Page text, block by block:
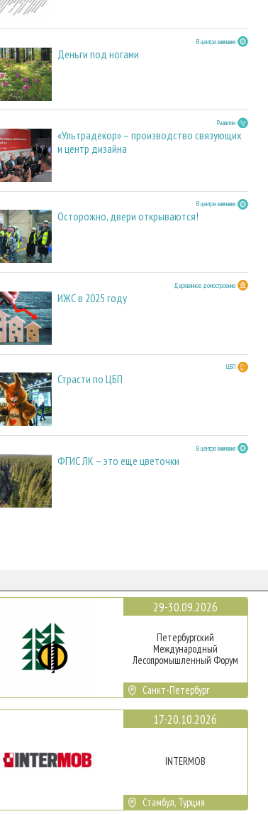
В центре внимания
Деньги под ногами
Развитие
«Ультрадекор» – производство связующих
и центр дизайна
В центре внимания
Осторожно, двери открываются!
Деревянное домостроение
ИЖС в 2025 году
ЦБП
Страсти по ЦБП
В центре внимания
ФГИС ЛК – это еще цветочки
29-30.09.2026
Петербургский
Международный
Лесопромышленный Форум
Санкт-Петербург
17-20.10.2026
INTERMOB
Стамбул, Турция